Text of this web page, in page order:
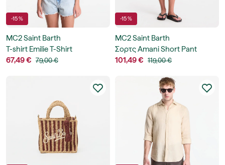
-15 %
MC2 Saint Barth
T-shirt Emilie T-Shirt
67,49 € 79,00 €
-15 %
MC2 Saint Barth
Σορτς Amani Short Pant
101,49 € 119,00 €